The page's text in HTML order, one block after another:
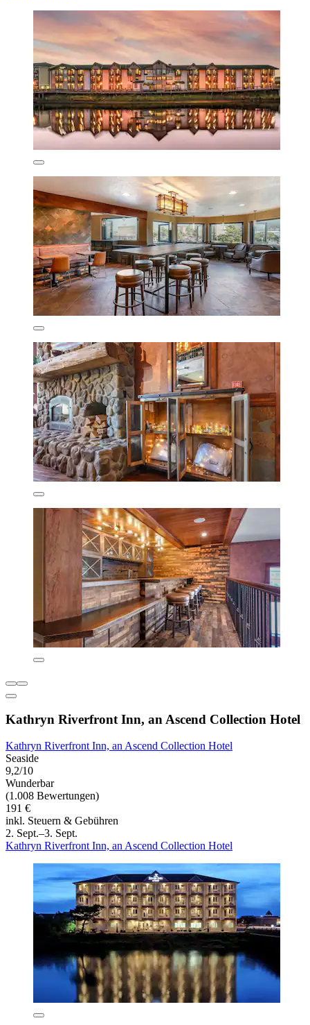
Kathryn Riverfront Inn, an Ascend Collection Hotel
Kathryn Riverfront Inn, an Ascend Collection Hotel
Seaside
9,2/10
Wunderbar
(1.008 Bewertungen)
191 €
inkl. Steuern & Gebühren
2. Sept.–3. Sept.
Kathryn Riverfront Inn, an Ascend Collection Hotel